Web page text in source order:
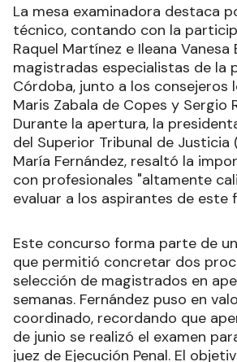
La mesa examinadora destaca
técnico, contando con la
Raquel Martínez e Ileana Vanesa
magistradas especialistas de la
Córdoba, junto a los consejeros
Maris Zabala de Copes y Sergio
Durante la apertura, la
del Superior Tribunal de Justicia
María Fernández, resaltó la
con profesionales "altamente
evaluar a los aspirantes de este
Este concurso forma parte de
que permitió concretar dos
selección de magistrados en
semanas. Fernández puso en
coordinado, recordando que
de junio se realizó el examen
juez de Ejecución Penal. El